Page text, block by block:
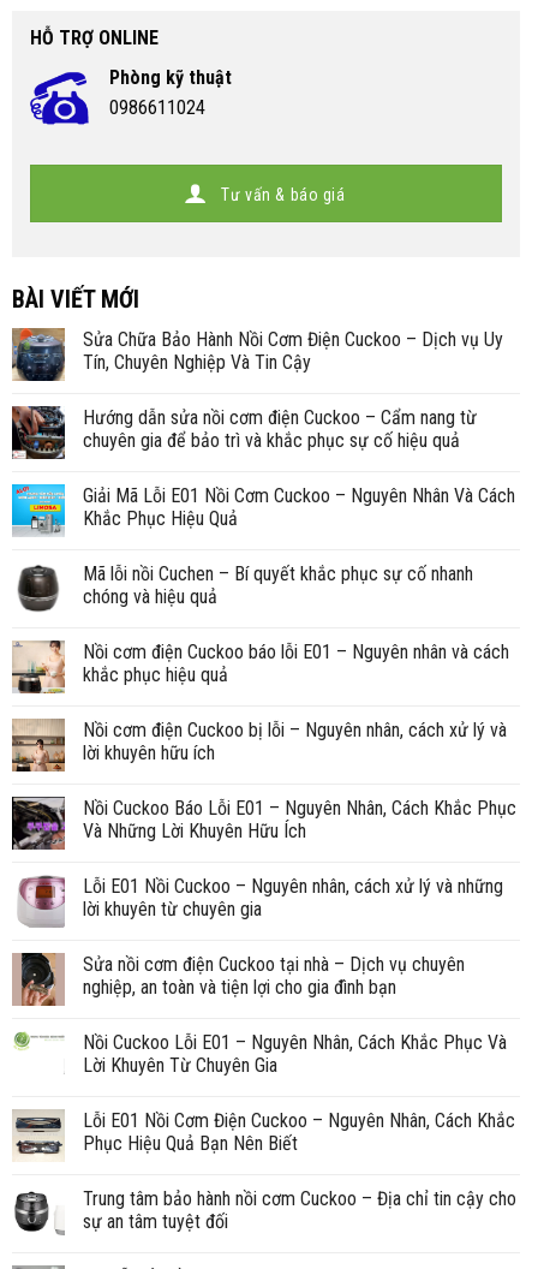
HỖ TRỢ ONLINE
Phòng kỹ thuật
0986611024
Tư vấn & báo giá
BÀI VIẾT MỚI
Sửa Chữa Bảo Hành Nồi Cơm Điện Cuckoo – Dịch vụ Uy
Tín, Chuyên Nghiệp Và Tin Cậy
Hướng dẫn sửa nồi cơm điện Cuckoo – Cẩm nang từ
chuyên gia để bảo trì và khắc phục sự cố hiệu quả
Giải Mã Lỗi E01 Nồi Cơm Cuckoo – Nguyên Nhân Và Cách
Khắc Phục Hiệu Quả
Mã lỗi nồi Cuchen – Bí quyết khắc phục sự cố nhanh
chóng và hiệu quả
Nồi cơm điện Cuckoo báo lỗi E01 – Nguyên nhân và cách
khắc phục hiệu quả
Nồi cơm điện Cuckoo bị lỗi – Nguyên nhân, cách xử lý và
lời khuyên hữu ích
Nồi Cuckoo Báo Lỗi E01 – Nguyên Nhân, Cách Khắc Phục
Và Những Lời Khuyên Hữu Ích
Lỗi E01 Nồi Cuckoo – Nguyên nhân, cách xử lý và những
lời khuyên từ chuyên gia
Sửa nồi cơm điện Cuckoo tại nhà – Dịch vụ chuyên
nghiệp, an toàn và tiện lợi cho gia đình bạn
Nồi Cuckoo Lỗi E01 – Nguyên Nhân, Cách Khắc Phục Và
Lời Khuyên Từ Chuyên Gia
Lỗi E01 Nồi Cơm Điện Cuckoo – Nguyên Nhân, Cách Khắc
Phục Hiệu Quả Bạn Nên Biết
Trung tâm bảo hành nồi cơm Cuckoo – Địa chỉ tin cậy cho
sự an tâm tuyệt đối